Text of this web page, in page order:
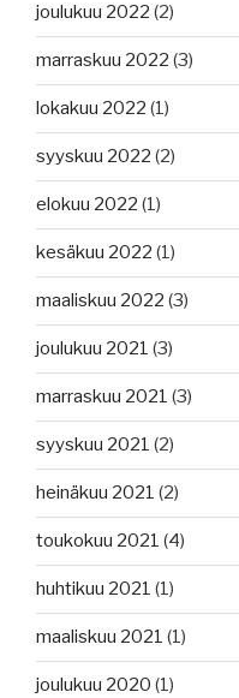
joulukuu 2022 (2)
marraskuu 2022 (3)
lokakuu 2022 (1)
syyskuu 2022 (2)
elokuu 2022 (1)
kesäkuu 2022 (1)
maaliskuu 2022 (3)
joulukuu 2021 (3)
marraskuu 2021 (3)
syyskuu 2021 (2)
heinäkuu 2021 (2)
toukokuu 2021 (4)
huhtikuu 2021 (1)
maaliskuu 2021 (1)
joulukuu 2020 (1)